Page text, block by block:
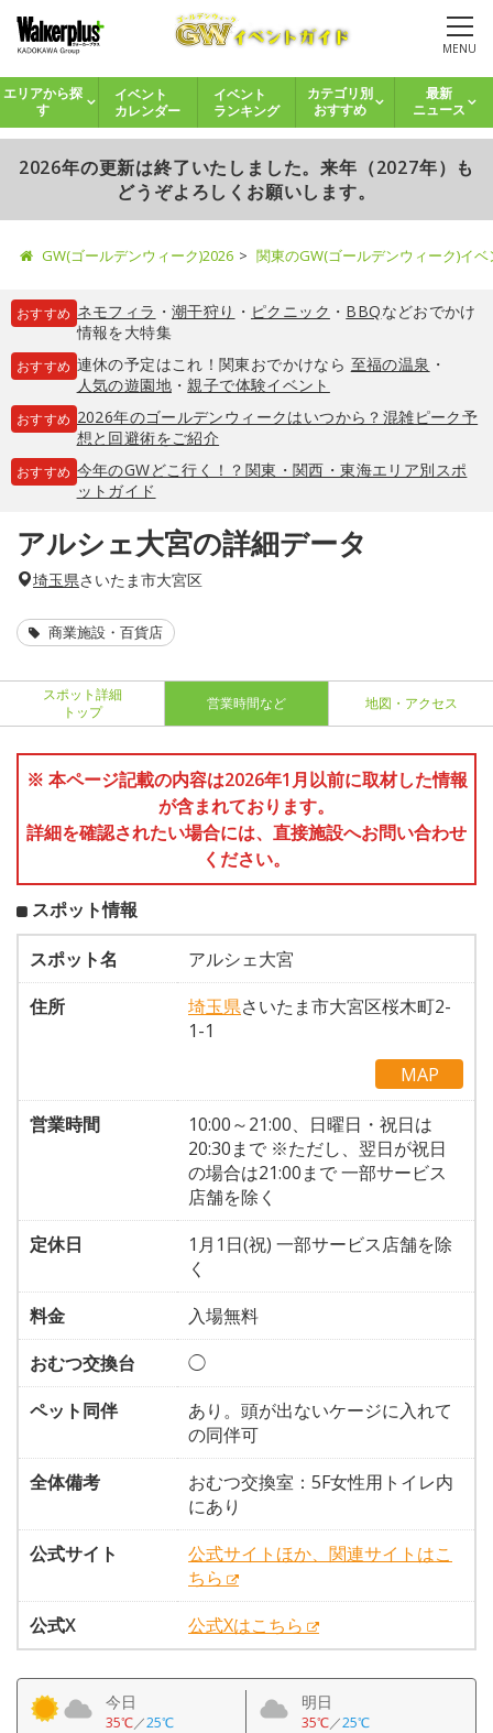
MENU
エリアから探
す
イベント
カレンダー
イベント
ランキング
カテゴリ別
おすすめ
最新
ニュース
2026年の更新は終了いたしました。来年（2027年）も
どうぞよろしくお願いします。
GW(ゴールデンウィーク)2026 関東のGW(ゴールデンウィーク)イ
おすすめ ネモフィラ ・ 潮干狩り ・ ピクニック ・ BBQなどおでかけ
情報を大特集
おすすめ 連休の予定はこれ！関東おでかけなら 至福の温泉 ・
人気の遊園地・親子で体験イベント
おすすめ 2026年のゴールデンウィークはいつから？混雑ピーク予
想と回避術をご紹介
おすすめ 今年のGWどこ行く！？関東・関西・東海エリア別スポ
ットガイド
アルシェ大宮の詳細データ
埼玉県さいたま市大宮区
商業施設・百貨店
スポット詳細
トップ
営業時間など 地図・アクセス
※ 本ページ記載の内容は2026年1月以前に取材した情報
が含まれております。
詳細を確認されたい場合には、直接施設へお問い合わせ
ください。
スポット情報
スポット名
アルシェ大宮
住所
埼玉県さいたま市大宮区桜木町2-
1-1
MAP
営業時間
10:00～21:00、日曜日・祝日は
20:30まで ※ただし、翌日が祝日
の場合は21:00まで 一部サービス
店舗を除く
定休日
1月1日(祝) 一部サービス店舗を除
く
料金
入場無料
おむつ交換台
◯
ペット同伴
あり。頭が出ないケージに入れて
の同伴可
全体備考
おむつ交換室：5F女性用トイレ内
にあり
公式サイト
公式サイトほか、関連サイトはこ
ちら
公式X
公式Xはこちら
今日
35℃／25℃
明日
35℃／25℃